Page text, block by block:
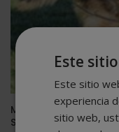
Maestría
Sustancias
Este
Este sitio
experiencia
sitio web,